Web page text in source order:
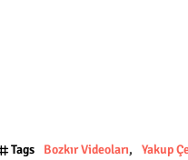
Tags Bozkır Videoları Yakup